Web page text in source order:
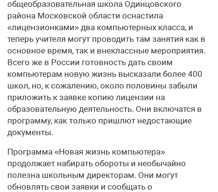
общеобразовательная школа Одинцовского
района Московской области оснастила
«лицензионками» два компьютерных класса, и
теперь учителя могут проводить там занятия как в
основное время, так и внеклассные мероприятия.
Всего же в России готовность дать своим
компьютерам новую жизнь высказали более 400
школ, но, к сожалению, около половины забыли
приложить к заявке копию лицензии на
образовательную деятельность. Они включатся в
программу, как только пришлют недостающие
документы.
Программа «Новая жизнь компьютера»
продолжает набирать обороты и необычайно
полезна школьным директорам. Они могут
обновлять свои заявки и сообщать о